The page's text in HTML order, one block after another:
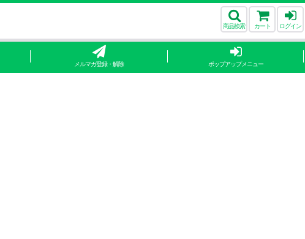
商品検索 カート ログイン
メルマガ登録・解除 ポップアップメニュー